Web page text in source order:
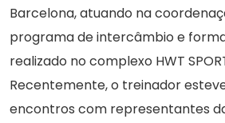
Barcelona, atuando na
programa de intercâmbio e
realizado no complexo HWT
Recentemente, o treinador
encontros com representantes